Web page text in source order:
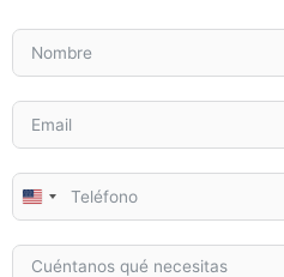
U
i